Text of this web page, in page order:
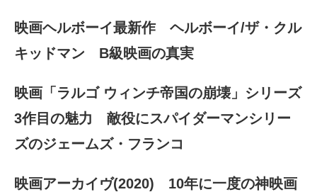
映画ヘルボーイ最新作 ヘルボーイ/ザ・クル
キッドマン B級映画の真実
映画「ラルゴ ウィンチ帝国の崩壊」シリーズ
3作目の魅力 敵役にスパイダーマンシリー
ズのジェームズ・フランコ
映画アーカイヴ(2020) 10年に一度の神映画